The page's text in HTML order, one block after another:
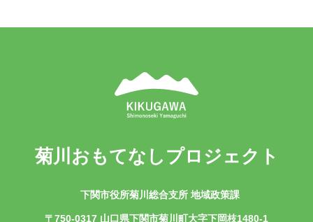
菊川おもてなしプロジェクト
下関市役所菊川総合支所 地域政策課
〒750-0317 山口県下関市菊川町大字下岡枝1480-1